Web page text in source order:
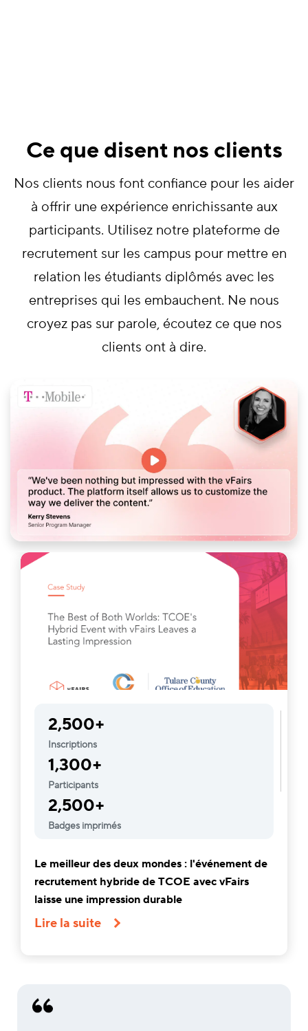
Ce que disent nos clients
Nos clients nous font confiance pour les aider
à offrir une expérience enrichissante aux
participants. Utilisez notre plateforme de
recrutement sur les campus pour mettre en
relation les étudiants diplômés avec les
entreprises qui les embauchent. Ne nous
croyez pas sur parole, écoutez ce que nos
clients ont à dire.
2,500+
Inscriptions
1,300+
Participants
2,500+
Badges imprimés
Le meilleur des deux mondes : l'événement de
recrutement hybride de TCOE avec vFairs
laisse une impression durable
Lire la suite